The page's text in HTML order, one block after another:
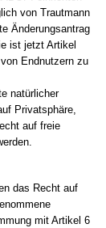
von Trautmann
Änderungsantrag
ist jetzt Artikel
Endnutzern zu
natürlicher
Privatsphäre,
auf freie
das Recht auf
mit Artikel 6